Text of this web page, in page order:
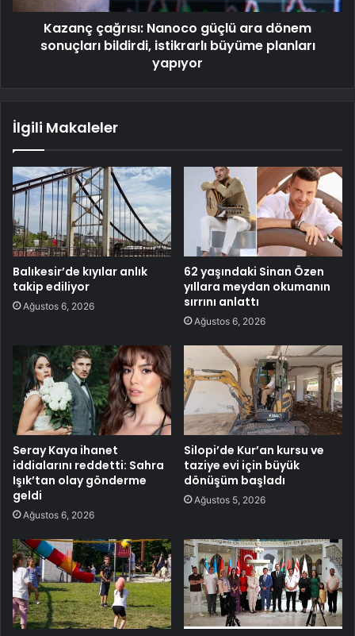
Kazanç çağrısı: Nanoco güçlü ara dönem
sonuçları bildirdi, istikrarlı büyüme planları
yapıyor
İlgili Makaleler
Balıkesir’de kıyılar anlık
takip ediliyor
Ağustos 6, 2026
62 yaşındaki Sinan Özen
yıllara meydan okumanın
sırrını anlattı
Ağustos 6, 2026
Seray Kaya ihanet
iddialarını reddetti: Sahra
Işık’tan olay gönderme
geldi
Ağustos 6, 2026
Silopi’de Kur’an kursu ve
taziye evi için büyük
dönüşüm başladı
Ağustos 5, 2026